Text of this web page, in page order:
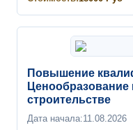
Повышение
Ценообразование
строительстве
Дата начала:11.08.2026